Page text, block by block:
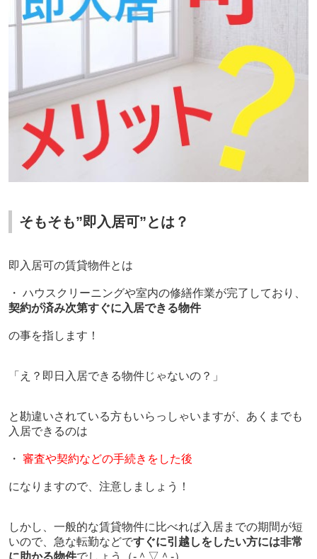
そもそも”即入居可”とは？
即入居可の賃貸物件とは
・ ハウスクリーニングや室内の修繕作業が完了しており、
契約が済み次第すぐに入居できる物件
の事を指します！
「え？即日入居できる物件じゃないの？」
と勘違いされている方もいらっしゃいますが、あくまでも
入居できるのは
・ 審査や契約などの手続きをした後
になりますので、注意しましょう！
しかし、一般的な賃貸物件に比べれば入居までの期間が短
いので、急な転勤などですぐに引越しをしたい方には非常